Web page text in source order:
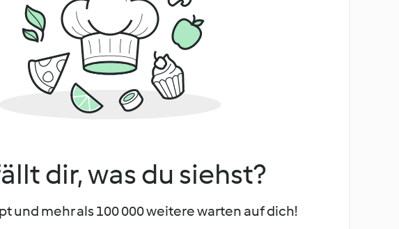
dir, was du siehst?
und mehr als 100 000 weitere warten auf dich!